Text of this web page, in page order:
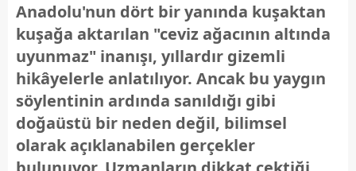
Anadolu'nun dört bir yanında kuşaktan
kuşağa aktarılan "ceviz ağacının altında
uyunmaz" inanışı, yıllardır gizemli
hikâyelerle anlatılıyor. Ancak bu yaygın
söylentinin ardında sanıldığı gibi
doğaüstü bir neden değil, bilimsel
olarak açıklanabilen gerçekler